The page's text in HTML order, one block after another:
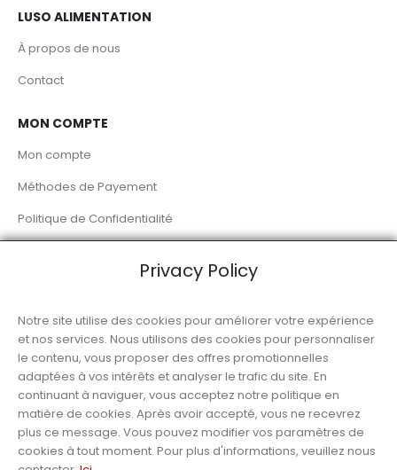
Privacy Policy
Notre site utilise des cookies pour améliorer votre expérience
et nos services. Nous utilisons des cookies pour personnaliser
le contenu, vous proposer des offres promotionnelles
adaptées à vos intérêts et analyser le trafic du site. En
continuant à naviguer, vous acceptez notre politique en
matière de cookies. Après avoir accepté, vous ne recevrez
plus ce message. Vous pouvez modifier vos paramètres de
cookies à tout moment. Pour plus d'informations, veuillez nous
LUSO ALIMENTATION
À propos de nous
Contact
MON COMPTE
Mon compte
Méthodes de Payement
Politique de Confidentialité
© Luso Alimentation